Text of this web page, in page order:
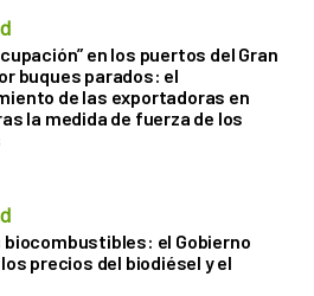
en los puertos del Gran
buques parados: el
de las exportadoras en
la medida de fuerza de los
biocombustibles: el Gobierno
precios del biodiésel y el